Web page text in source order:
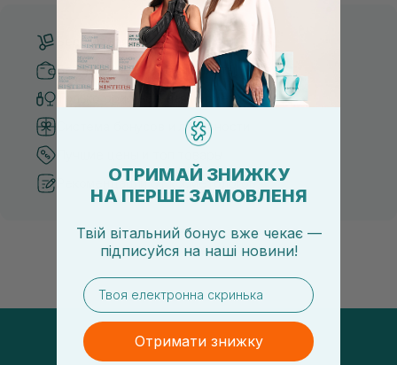
Бесплатная доставка от 3000 UAH
Безопасные способы оплаты
Только оригинальная косметика
Система бонусов и лояльности
Рекомендации от косметологов
ОТРИМАЙ ЗНИЖКУ
НА ПЕРШЕ ЗАМОВЛЕНЯ
Твій вітальний бонус вже чекає —
підписуйся на наші новини!
email
Отримати знижку